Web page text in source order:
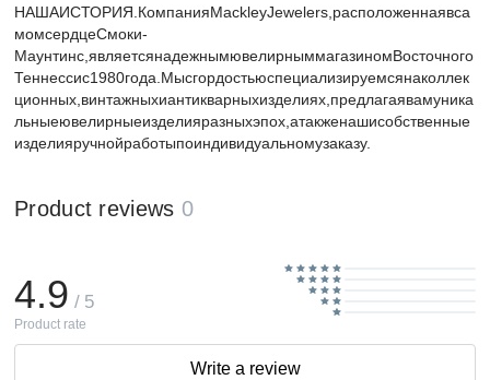
НАШАИСТОРИЯ.КомпанияMackleyJewelers,расположеннаявса
момсердцеСмоки-
Маунтинс,являетсянадежнымювелирныммагазиномВосточного
Теннессис1980года.Мысгордостьюспециализируемсянаколлек
ционных,винтажныхиантикварныхизделиях,предлагаявамуника
льныеювелирныеизделияразныхэпох,атакженашисобственные
изделияручнойработыпоиндивидуальномузаказу.
Product reviews 0
4.9 / 5
Product rate
Write a review